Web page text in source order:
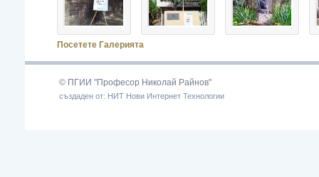
Посетете Галерията
© ПГИИ "Професор Николай Райнов"
създаден от: НИТ Нови Интернет Технологии